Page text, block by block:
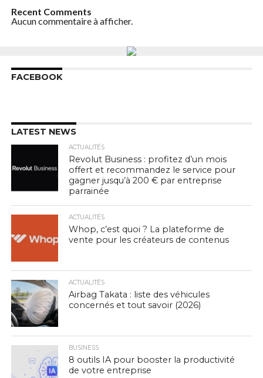
Recent Comments
Aucun commentaire à afficher.
FACEBOOK
LATEST NEWS
ACTUALITÉS
Revolut Business : profitez d’un mois
offert et recommandez le service pour
gagner jusqu’à 200 € par entreprise
parrainée
ACTUALITÉS
Whop, c’est quoi ? La plateforme de
vente pour les créateurs de contenus
ACTUALITÉS
Airbag Takata : liste des véhicules
concernés et tout savoir (2026)
BUSINESS
8 outils IA pour booster la productivité
de votre entreprise